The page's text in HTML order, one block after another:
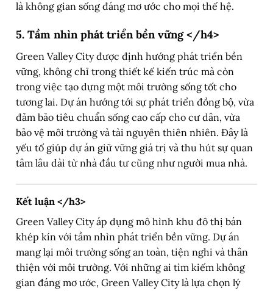
là không gian sống đáng mơ ước cho mọi thế hệ.
5. Tầm nhìn phát triển bền vững</h4>
Green Valley City được định hướng phát triển bền
vững, không chỉ trong thiết kế kiến trúc mà còn
trong việc tạo dựng một môi trường sống tốt cho
tương lai. Dự án hướng tới sự phát triển đồng bộ, vừa
đảm bảo tiêu chuẩn sống cao cấp cho cư dân, vừa
bảo vệ môi trường và tài nguyên thiên nhiên. Đây là
yếu tố giúp dự án giữ vững giá trị và thu hút sự quan
tâm lâu dài từ nhà đầu tư cũng như người mua nhà.
Kết luận </h3>
Green Valley City áp dụng mô hình khu đô thị bán
khép kín với tầm nhìn phát triển bền vững. Dự án
mang lại môi trường sống an toàn, tiện nghi và thân
thiện với môi trường. Với những ai tìm kiếm không
gian đáng mơ ước, Green Valley City là lựa chọn lý